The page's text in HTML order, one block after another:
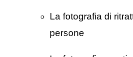
La fotografia di
persone